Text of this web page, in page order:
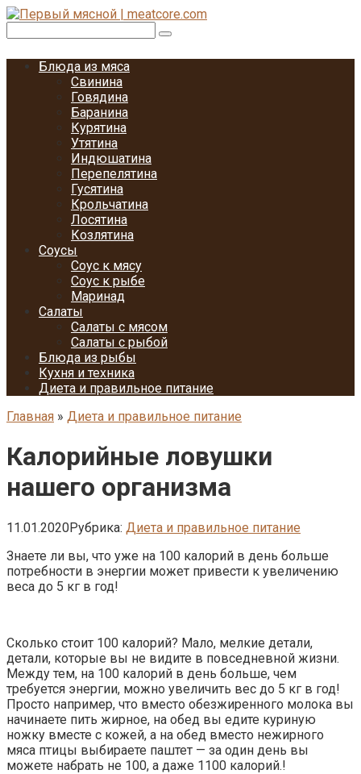
Перейти
контенту
Блюда из мяса
Свинина
Говядина
Баранина
Курятина
Утятина
Индюшатина
Перепелятина
Гусятина
Крольчатина
Лосятина
Козлятина
Соусы
Соус к мясу
Соус к рыбе
Маринад
Салаты
Салаты с мясом
Салаты с рыбой
Блюда из рыбы
Кухня и техника
Диета и правильное питание
Главная » Диета и правильное питание
Калорийные ловушки
нашего организма
11.01.2020Рубрика: Диета и правильное питание
Знаете ли вы, что уже на 100 калорий в день больше
потребности в энергии может привести к увеличению
веса до 5 кг в год!
Сколько стоит 100 калорий? Мало, мелкие детали,
детали, которые вы не видите в повседневной жизни.
Между тем, на 100 калорий в день больше, чем
требуется энергии, можно увеличить вес до 5 кг в год!
Просто например, что вместо обезжиренного молока вы
начинаете пить жирное, на обед вы едите куриную
ножку вместе с кожей, а на обед вместо нежирного
мяса птицы выбираете паштет — за один день вы
можете набрать не 100, а даже 1100 калорий.!